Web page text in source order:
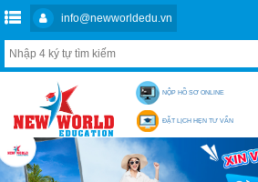
info@newworldedu.vn
NỘP HỒ SƠ ONLINE
ĐẶT LỊCH HẸN TƯ VẤN